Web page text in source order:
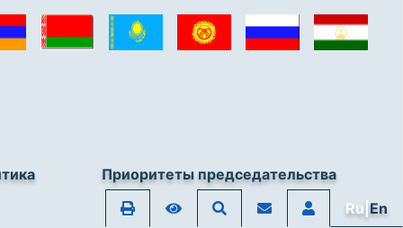
Приоритеты председательства
Ru|En